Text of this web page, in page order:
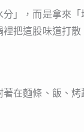
」，而是拿來
把這股味道打散
在麵條、飯、